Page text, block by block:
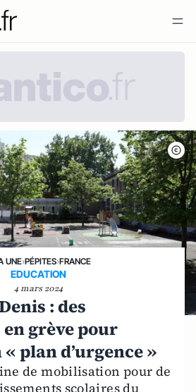
UNE›PÉPITES›FRANCE
EDUCATION
4 mars 2024
: des
grève pour
plan d’urgence »
de mobilisation pour de
scolaires du